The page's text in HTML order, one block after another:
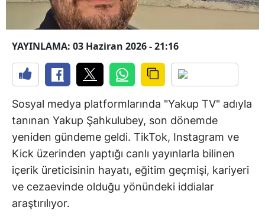
YAYINLAMA: 03 Haziran 2026 - 21:16
Sosyal medya platformlarında "Yakup TV" adıyla
tanınan Yakup Şahkulubey, son dönemde
yeniden gündeme geldi. TikTok, Instagram ve
Kick üzerinden yaptığı canlı yayınlarla bilinen
içerik üreticisinin hayatı, eğitim geçmişi, kariyeri
ve cezaevinde olduğu yönündeki iddialar
araştırılıyor.